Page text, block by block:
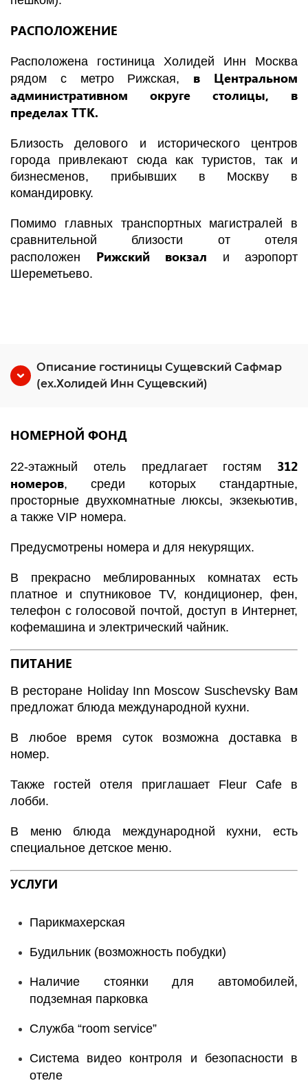
РАСПОЛОЖЕНИЕ
Расположена гостиница Холидей Инн Москва
рядом с метро Рижская,
в Центральном
административном округе столицы, в
пределах ТТК.
Близость делового и исторического центров
города привлекают сюда как туристов, так и
бизнесменов, прибывших в Москву в
командировку.
Помимо главных транспортных магистралей в
сравнительной близости от отеля
расположен Рижский вокзал и аэропорт
Шереметьево.
Описание гостиницы Сущевский Сафмар
(ex.Холидей Инн Сущевский)
НОМЕРНОЙ ФОНД
22-этажный отель предлагает гостям 312
номеров, среди которых стандартные,
просторные двухкомнатные люксы, экзекьютив,
а также VIP номера.
Предусмотрены номера и для некурящих.
В прекрасно меблированных комнатах есть
платное и спутниковое TV, кондиционер, фен,
телефон с голосовой почтой, доступ в Интернет,
кофемашина и электрический чайник.
ПИТАНИЕ
В ресторане Holiday Inn Moscow Suschevsky Вам
предложат блюда международной кухни.
В любое время суток возможна доставка в
номер.
Также гостей отеля приглашает Fleur Cafe в
лобби.
В меню блюда международной кухни, есть
специальное детское меню.
УСЛУГИ
Парикмахерская
Будильник (возможность побудки)
Наличие стоянки для автомобилей,
подземная парковка
Служба “room service”
Система видео контроля и безопасности в
отеле